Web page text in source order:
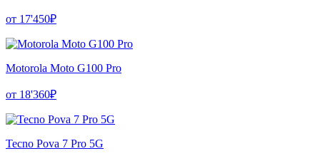
от 17'450₽
Motorola Moto G100 Pro
от 18'360₽
Tecno Pova 7 Pro 5G